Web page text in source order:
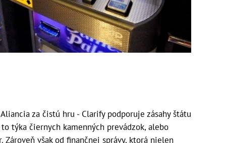
za čistú hru - Clarify podporuje zásahy štátu
týka čiernych kamenných prevádzok, alebo
však od finančnej správy, ktorá nielen